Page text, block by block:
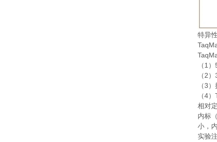
特异
（ 1 ）
（ 2 ）
（3
（4）
相对
内标
小，
实验